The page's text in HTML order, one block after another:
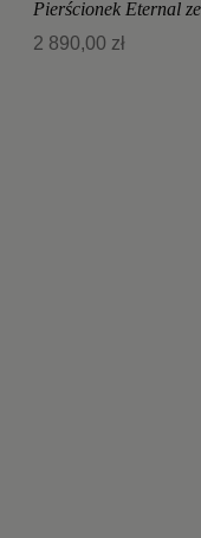
Pierścionek Eternal
2 890,00 zł